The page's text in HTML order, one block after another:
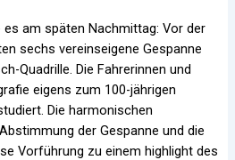
am späten Nachmittag: Vor der
sechs vereinseigene Gespanne
Quadrille. Die Fahrerinnen und
eigens zum 100-jährigen
Die harmonischen
der Gespanne und die
Vorführung zu einem highlight des